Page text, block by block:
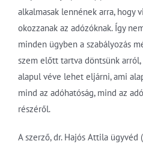
alkalmasak lennének arra, hogy
okozzanak az adózóknak. Így
minden ügyben a szabályozás
szem előtt tartva döntsünk
alapul véve lehet eljárni, ami
mind az adóhatóság, mind az
részéről.
A szerző, dr. Hajós Attila ügyvéd